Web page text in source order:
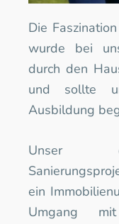
Die
wurde bei
durch den
und sollte
Ausbildung
Unser
ein
Umgang